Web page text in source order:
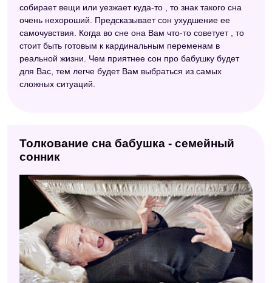
собирает вещи или уезжает куда-то , то знак такого сна
очень нехороший. Предсказывает сон ухудшение ее
самочувствия. Когда во сне она Вам что-то советует , то
стоит быть готовым к кардинальным переменам в
реальной жизни. Чем приятнее сон про бабушку будет
для Вас, тем легче будет Вам выбраться из самых
сложных ситуаций.
Толкование сна бабушка - семейный
сонник